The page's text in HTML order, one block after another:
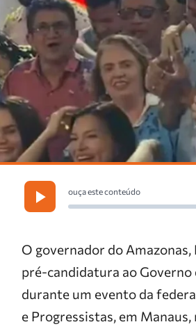
ouça este conteúdo
O governador do
pré-candidatura ao Governo
durante um evento da
e Progressistas, em